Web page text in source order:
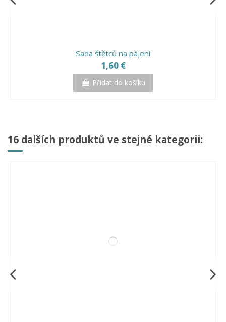
Sada štětců na pájení
1,60 €
Přidat do košíku
16 dalších produktů ve stejné kategorii: